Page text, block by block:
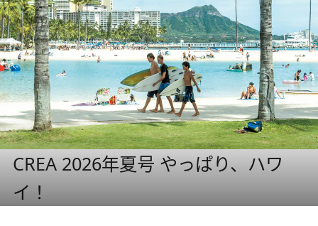
CREA 2026年夏号 やっぱり、ハワ
イ！